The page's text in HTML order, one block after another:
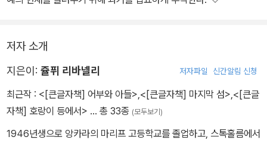
저자 소개
지은이: 쥴퓌 리바넬리 저자파일 신간알림 신청
최근작 : <[큰글자책] 어부와 아들> <[큰글자책] 마지막 섬> <[큰글
자책] 호랑이 등에서> … 총 33종 (모두보기)
1946년생으로 앙카라의 마리프 고등학교를 졸업하고, 스톡홀름에서